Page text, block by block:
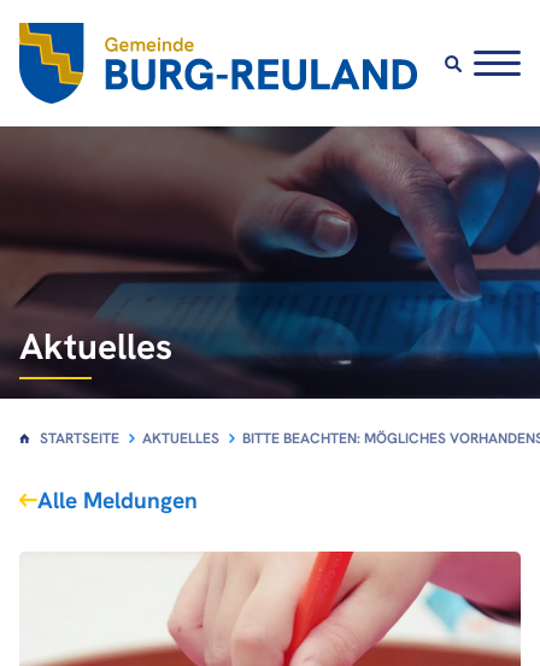
Aktuelles
STARTSEITE AKTUELLES BITTE BEACHTEN: MÖGLICHES
Alle Meldungen